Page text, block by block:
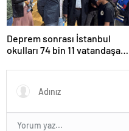
Deprem sonrası İstanbul
okulları 74 bin 11 vatandaşa